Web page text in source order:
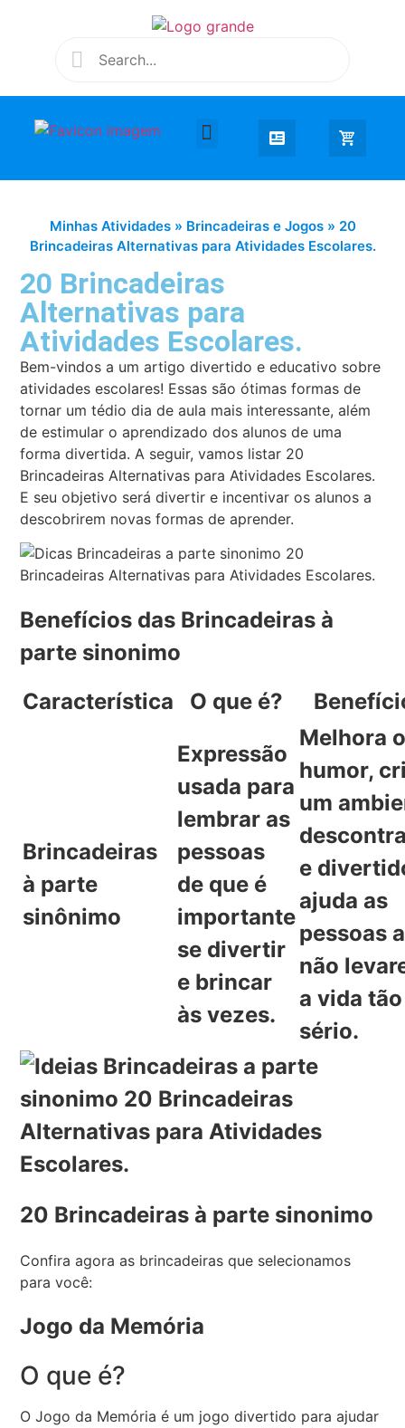
Minhas Atividades» Brincadeiras e Jogos» 20
Brincadeiras Alternativas para Atividades Escolares.
20 Brincadeiras
Alternativas para
Atividades Escolares.
Bem-vindos a um artigo divertido e educativo sobre
atividades escolares! Essas são ótimas formas de
tornar um tédio dia de aula mais interessante, além
de estimular o aprendizado dos alunos de uma
forma divertida. A seguir, vamos listar 20
Brincadeiras Alternativas para Atividades Escolares.
E seu objetivo será divertir e incentivar os alunos a
descobrirem novas formas de aprender.
Benefícios das Brincadeiras à
parte sinonimo
Característica
O que é?
Brincadeiras
à parte
sinônimo
Expressão
usada para
lembrar as
pessoas
de que é
importante
se divertir
e brincar
às vezes.
Melhora
humor,
um
e
ajuda as
pessoas a
não
a vida
sério.
20 Brincadeiras à parte sinonimo
Confira agora as brincadeiras que selecionamos
para você:
Jogo da Memória
O que é?
O Jogo da Memória é um jogo divertido para ajudar